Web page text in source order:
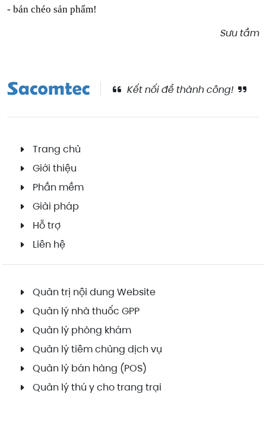
- bán chéo sản phẩm!
Sưu tầm
Kết nối để thành công!
Trang chủ
Giới thiệu
Phần mềm
Giải pháp
Hỗ trợ
Liên hệ
Quản trị nội dung Website
Quản lý nhà thuốc GPP
Quản lý phòng khám
Quản lý tiêm chủng dịch vụ
Quản lý bán hàng (POS)
Quản lý thú y cho trang trại